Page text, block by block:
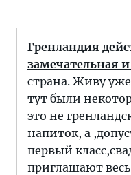
Гренландия
замечательная
страна. Живу
тут были
это не
напиток, а
первый
приглашают весь